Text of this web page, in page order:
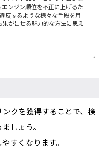
ンジン順位を不正に上げるた
反するような様々な手段を用
が出せる魅力的な方法に思え
クを獲得することで、検
しょう。
すくなります。